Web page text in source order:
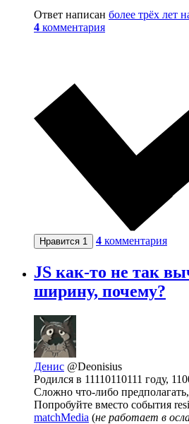
Ответ написан более трёх лет
4 комментария
Нравится 1 4 комментария
JS как-то не так
ширину, почему?
Денис @Deonisius
Родился в 11110110111 году,
Сложно что-либо
Попробуйте вместо события
matchMedia (не работает в